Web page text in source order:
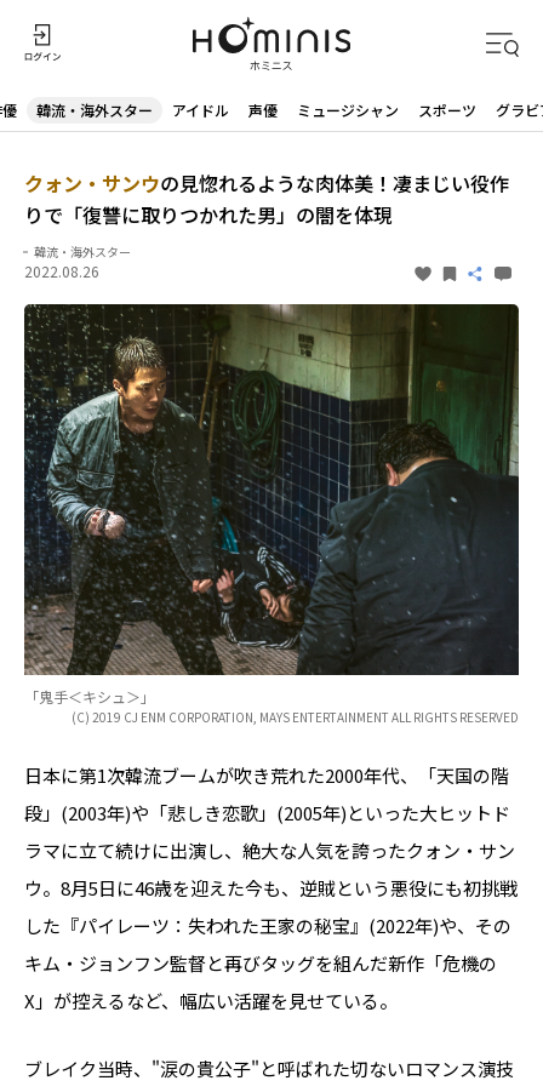
韓流・海外スター アイドル 声優 ミュージシャン スポーツ グラビ
クォン・サンウの見惚れるような肉体美！凄まじい役作
りで「復讐に取りつかれた男」の闇を体現
韓流・海外スター
2022.08.26
「鬼手＜キシュ＞」
(C) 2019 CJ ENM CORPORATION, MAYS ENTERTAINMENT ALL RIGHTS RESERVED
日本に第1次韓流ブームが吹き荒れた2000年代、「天国の階
段」(2003年)や「悲しき恋歌」(2005年)といった大ヒットド
ラマに立て続けに出演し、絶大な人気を誇ったクォン・サン
ウ。8月5日に46歳を迎えた今も、逆賊という悪役にも初挑戦
した『パイレーツ：失われた王家の秘宝』(2022年)や、その
キム・ジョンフン監督と再びタッグを組んだ新作「危機の
X」が控えるなど、幅広い活躍を見せている。
ブレイク当時、"涙の貴公子"と呼ばれた切ないロマンス演技